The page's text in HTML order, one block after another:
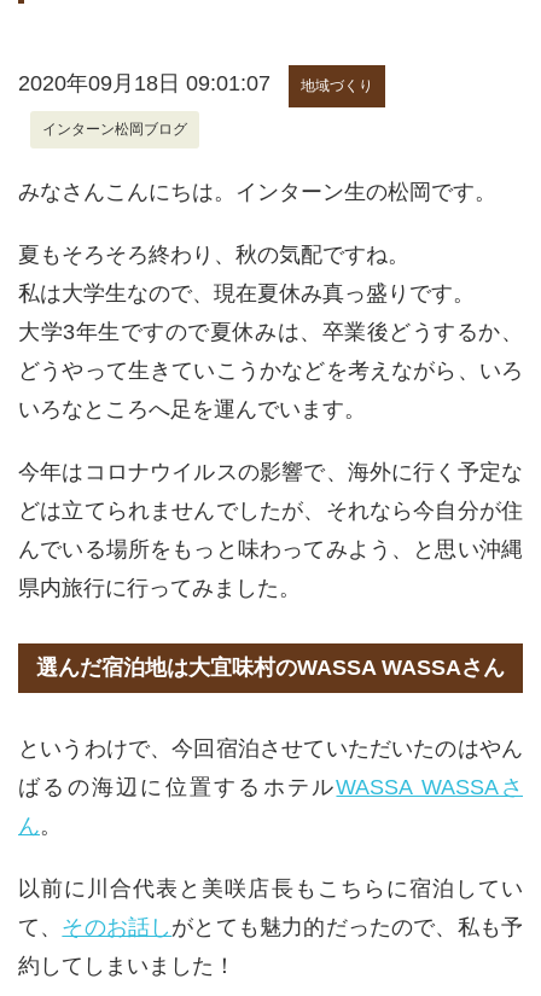
2020年09月18日 09:01:07 地域づくり
インターン松岡ブログ
みなさんこんにちは。インターン生の松岡です。
夏もそろそろ終わり、秋の気配ですね。
私は大学生なので、現在夏休み真っ盛りです。
大学3年生ですので夏休みは、卒業後どうするか、
どうやって生きていこうかなどを考えながら、いろ
いろなところへ足を運んでいます。
今年はコロナウイルスの影響で、海外に行く予定な
どは立てられませんでしたが、それなら今自分が住
んでいる場所をもっと味わってみよう、と思い沖縄
県内旅行に行ってみました。
選んだ宿泊地は大宜味村のWASSA WASSAさん
というわけで、今回宿泊させていただいたのはやん
ばるの海辺に位置するホテルWASSA WASSAさ
ん。
以前に川合代表と美咲店長もこちらに宿泊してい
て、 そのお話し がとても魅力的だったので、私も予
約してしまいました！